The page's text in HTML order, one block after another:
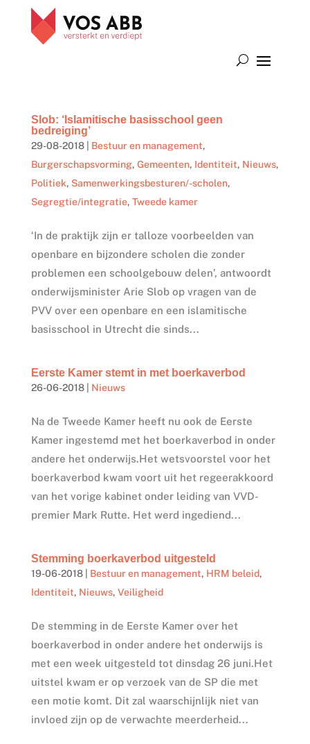
Slob: ‘Islamitische basisschool geen
bedreiging’
29-08-2018| Bestuur en management,
Burgerschapsvorming, Gemeenten, Identiteit, Nieuws,
Politiek, Samenwerkingsbesturen/-scholen,
Segregtie/integratie, Tweede kamer
‘In de praktijk zijn er talloze voorbeelden van
openbare en bijzondere scholen die zonder
problemen een schoolgebouw delen’, antwoordt
onderwijsminister Arie Slob op vragen van de
PVV over een openbare en een islamitische
basisschool in Utrecht die sinds...
Eerste Kamer stemt in met boerkaverbod
26-06-2018| Nieuws
Na de Tweede Kamer heeft nu ook de Eerste
Kamer ingestemd met het boerkaverbod in onder
andere het onderwijs.Het wetsvoorstel voor het
boerkaverbod kwam voort uit het regeerakkoord
van het vorige kabinet onder leiding van VVD-
premier Mark Rutte. Het werd ingediend...
Stemming boerkaverbod uitgesteld
19-06-2018| Bestuur en management, HRM beleid,
Identiteit, Nieuws, Veiligheid
De stemming in de Eerste Kamer over het
boerkaverbod in onder andere het onderwijs is
met een week uitgesteld tot dinsdag 26 juni.Het
uitstel kwam er op verzoek van de SP die met
een motie komt. Dit zal waarschijnlijk niet van
invloed zijn op de verwachte meerderheid...